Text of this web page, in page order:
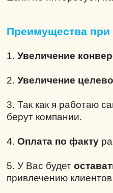
Преимущества при
1. Увеличение
2. Увеличение
3. Так как я работаю
берут компании.
4. Оплата по факту
5. У Вас будет
привлечению